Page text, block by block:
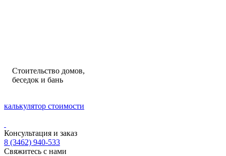
Стоительство домов,
беседок и бань
калькулятор стоимости
Консультация и заказ
8 (3462) 940-533
Свяжитесь с нами